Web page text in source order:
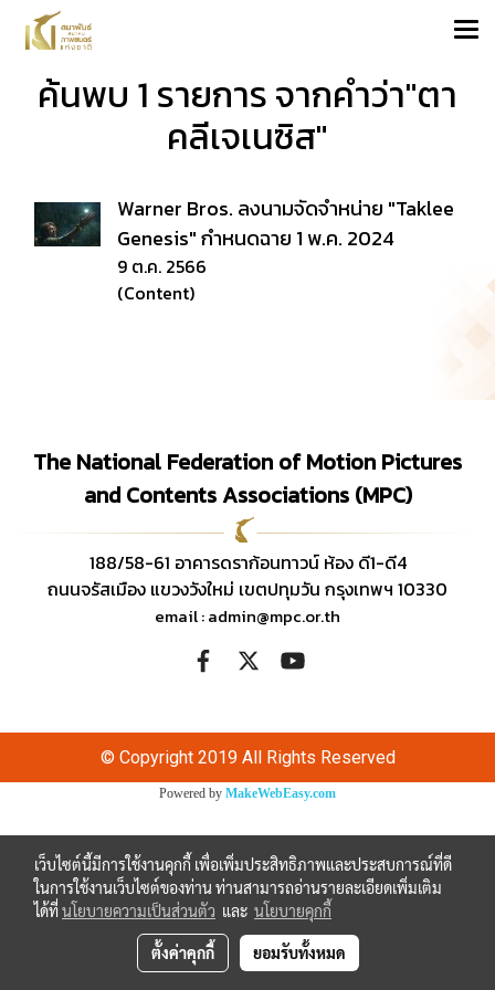
ค้นพบ 1 รายการ จากคำว่า"ตา
คลีเจเนซิส"
Warner Bros. ลงนามจัดจำหน่าย "Taklee
Genesis" กำหนดฉาย 1 พ.ค. 2024
9 ต.ค. 2566
(Content)
The National Federation of Motion Pictures
and Contents Associations (MPC)
188/58-61 อาคารดราก้อนทาวน์ ห้อง ดี1-ดี4
ถนนจรัสเมือง แขวงวังใหม่ เขตปทุมวัน กรุงเทพฯ 10330
email : admin@mpc.or.th
© Copyright 2019 All Rights Reserved
Powered by MakeWebEasy.com
เว็บไซต์นี้มีการใช้งานคุกกี้ เพื่อเพิ่มประสิทธิภาพและประสบการณ์ที่ดี
ในการใช้งานเว็บไซต์ของท่าน ท่านสามารถอ่านรายละเอียดเพิ่มเติม
ได้ที่นโยบายความเป็นส่วนตัว และ นโยบายคุกกี้
ตั้งค่าคุกกี้ ยอมรับทั้งหมด